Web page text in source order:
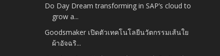
Do Day Dream transforming in SAP’s cloud to
grow a...
Goodsmaker เปิดตัวเทคโนโลยีนวัตกรรมเส้นใย
ผ้าอัจฉริ...